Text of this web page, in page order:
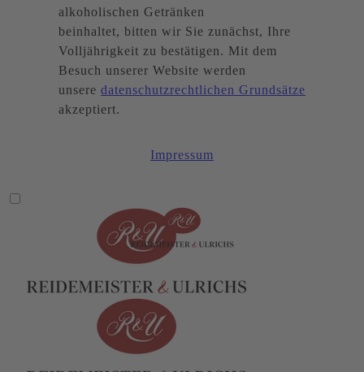
alkoholischen Getränken
beinhaltet, bitten wir Sie zunächst, Ihre
Volljährigkeit zu bestätigen. Mit dem
Besuch unserer Website werden
unsere datenschutzrechtlichen Grundsätze
akzeptiert.
Impressum